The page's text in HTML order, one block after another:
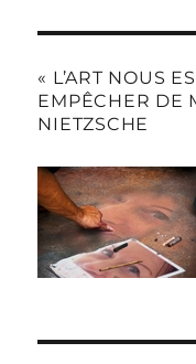
« L’ART NOUS
EMPÊCHER DE
NIETZSCHE